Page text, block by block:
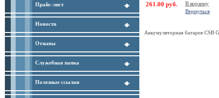
Прайс-лист
Новости
Отзывы
Служебная папка
Полезные ссылки
261.00 руб.
В корзину
Вернуться
Аккумуляторная батарея CSB